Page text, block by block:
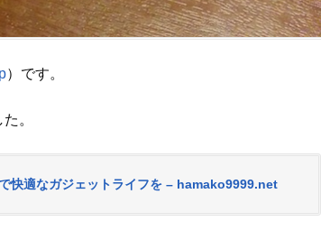
）です。
。
快適なガジェットライフを – hamako9999.net